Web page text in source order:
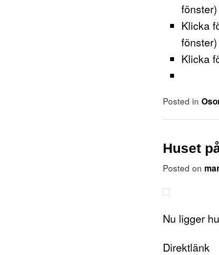
fönster)
Klicka
fönster)
Klicka
Posted in
Huset
Posted on
Nu ligger
Direktlänk